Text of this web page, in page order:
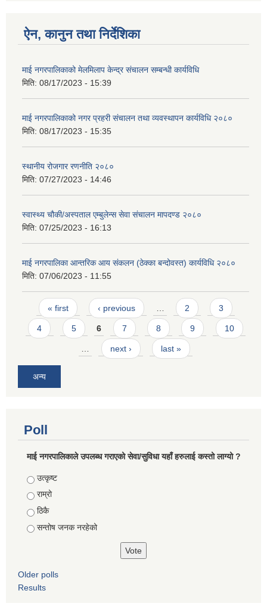
ऐन, कानुन तथा निर्देशिका
माई नगरपालिकाको मेलमिलाप केन्द्र संचालन सम्बन्धी कार्यविधि
मिति: 08/17/2023 - 15:39
माई नगरपालिकाको नगर प्रहरी संचालन तथा व्यवस्थापन कार्यविधि २०८०
मिति: 08/17/2023 - 15:35
स्थानीय रोजगार रणनीति २०८०
मिति: 07/27/2023 - 14:46
स्वास्थ्य चौकी/अस्पताल एम्बुलेन्स सेवा संचालन मापदण्ड २०८०
मिति: 07/25/2023 - 16:13
माई नगरपालिका आन्तरिक आय संकलन (ठेक्का बन्दोवस्त) कार्यविधि २०८०
मिति: 07/06/2023 - 11:55
Pages
« first ‹ previous … 2 3
4 5 6 7 8 9 10
… next › last »
अन्य
Poll
माई नगरपालिकाले उपलब्ध गराएको सेवा/सुविधा यहाँ हरुलाई कस्तो लाग्यो ?
Choices
उत्कृष्ट
राम्रो
ठिकै
सन्तोष जनक नरहेको
Older polls
Results